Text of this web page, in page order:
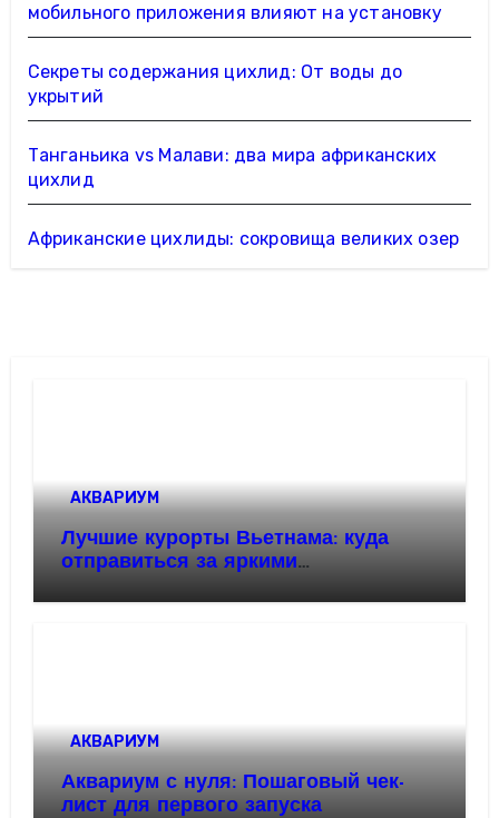
мобильного приложения влияют на установку
Секреты содержания цихлид: От воды до
укрытий
Танганьика vs Малави: два мира африканских
цихлид
Африканские цихлиды: сокровища великих озер
АКВАРИУМ
Лучшие курорты Вьетнама: куда
отправиться за яркими
АКВАРИУМ
Аквариум с нуля: Пошаговый чек-
лист для первого запуска